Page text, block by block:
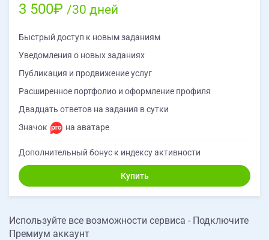
3 500₽ /30 дней
Быстрый доступ к новым заданиям
Уведомления о новых заданиях
Публикация и продвижение услуг
Расширенное портфолио и оформление профиля
Двадцать ответов на задания в сутки
Значок
на аватаре
Дополнительный бонус к индексу активности
Купить
Используйте все возможности сервиса - Подключите
Премиум аккаунт